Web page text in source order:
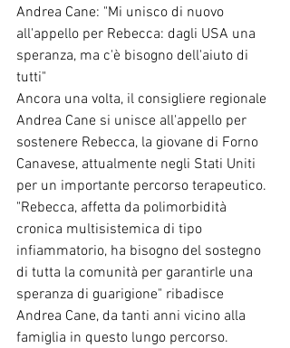
Andrea Cane: "Mi unisco di nuovo
all'appello per Rebecca: dagli USA una
speranza, ma c'è bisogno dell'aiuto di
tutti"
Ancora una volta, il consigliere regionale
Andrea Cane si unisce all'appello per
sostenere Rebecca, la giovane di Forno
Canavese, attualmente negli Stati Uniti
per un importante percorso terapeutico.
"Rebecca, affetta da polimorbidità
cronica multisistemica di tipo
infiammatorio, ha bisogno del sostegno
di tutta la comunità per garantirle una
speranza di guarigione" ribadisce
Andrea Cane, da tanti anni vicino alla
famiglia in questo lungo percorso.